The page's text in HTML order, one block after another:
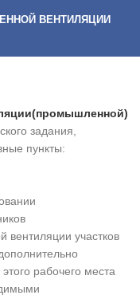
ВЕНТИЛЯЦИИ
задания,
пункты:
участков
рабочего места